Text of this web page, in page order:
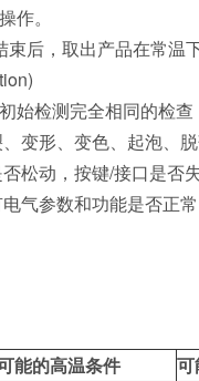
作。
后，取出产品在常温
始检测完全相同的检查
变形、变色、起泡、脱
松动，按键/接口是否失
气参数和功能是否正常
能的高温条件 可